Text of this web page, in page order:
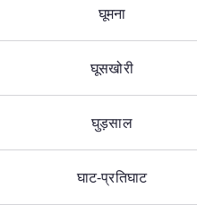
घूमना
घूसखोरी
घुड़साल
घाट-प्रतिघाट